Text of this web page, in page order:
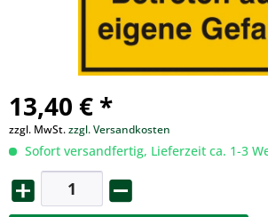
13,40 € *
zzgl. MwSt.zzgl. Versandkosten
Sofort versandfertig, Lieferzeit ca. 1-3